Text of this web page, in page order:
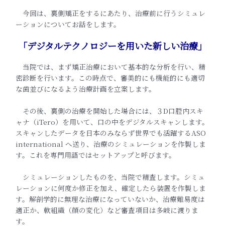
今回は、裏側矯正をするにあたり、治療前に行うシミュレ
ーションについてお話をします。
「デジタルテクノロジーを用いた新しい治療」
当院では、まず矯正治療において基本的な分析を行い、精
密診断を行います。この時点で、審美的にも機能的にも適切
な歯並びになるよう治療計画を立案します。
その後、裏側の治療を開始した場合には、３D口腔内スキ
ャナ（iTero）を用いて、口の中をデジタルスキャンします。
スキャンしたデータを日本のみならず世界でも活躍するASO
international へ送り、治療のシミュレーションを作製しま
す。これを専門用語ではセットアップと呼びます。
シミュレーションしたものを、当院で精査します。シミュ
レーションに何度か修正を加え、確定したら装置を作製しま
す。解剖学的に無理な治療になっていないか、治療難易度は
適正か、軟組織（顔の変化）など審査項目は多岐に渡りま
す。